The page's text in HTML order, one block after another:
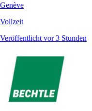
Genève
Vollzeit
Veröffentlicht vor 3 Stunden